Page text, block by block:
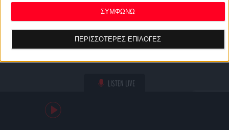
ανακαλέσετε τη συγκατάθεσή σας ανά πάσα στιγμή
επιστρέφοντας σε αυτόν τον ιστότοπο και κάνοντας κλικ στο
κουμπί "Απορρήτου" στο κάτω μέρος της ιστοσελίδας.
ΠΕΡΙΣΣΟΤΕΡΕΣ ΕΠΙΛΟΓΕΣ
ΣΥΜΦΩΝΩ
LISTEN LIVE